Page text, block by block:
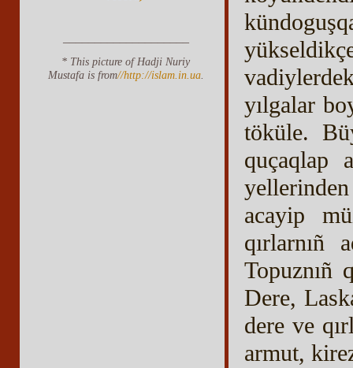
* This picture of Hadji Nuriy
Mustafa is from//http://islam.in.ua.
yılgalar
töküle.
quçaqlap
acayip
qırlarnıñ
Topuznıñ
Dere,
dere ve
armut,